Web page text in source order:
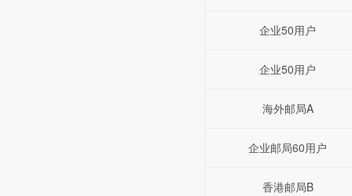
企业50用户
企业50用户
海外邮局A
企业邮局60用户
香港邮局B